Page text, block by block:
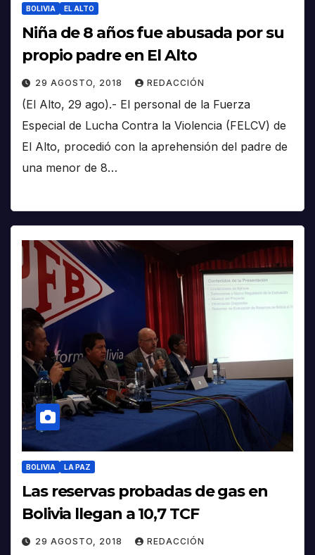
BOLIVIA EL ALTO
Niña de 8 años fue abusada por su
propio padre en El Alto
29 AGOSTO, 2018 REDACCIÓN
(El Alto, 29 ago).- El personal de la Fuerza
Especial de Lucha Contra la Violencia (FELCV) de
El Alto, procedió con la aprehensión del padre de
una menor de 8…
BOLIVIA LA PAZ
Las reservas probadas de gas en
Bolivia llegan a 10,7 TCF
29 AGOSTO, 2018 REDACCIÓN